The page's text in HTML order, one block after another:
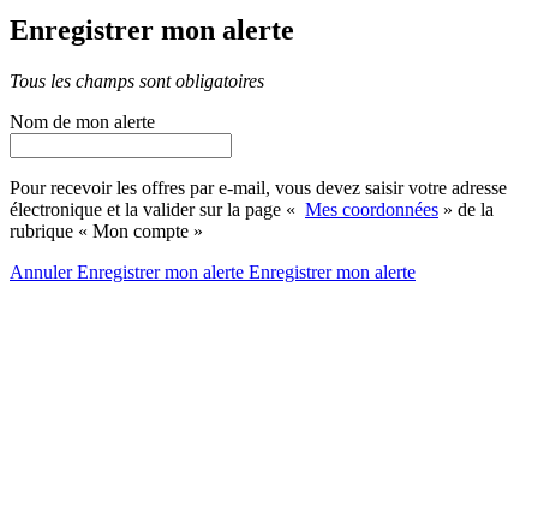
Enregistrer mon alerte
Tous les champs sont obligatoires
Nom de mon alerte
Pour recevoir les offres par e-mail, vous devez saisir votre adresse
électronique et la valider sur la page « Mes coordonnées » de la
rubrique « Mon compte »
AnnulerEnregistrer mon alerte Enregistrermon alerte